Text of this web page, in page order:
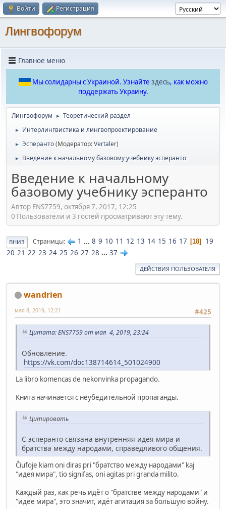
Войти Регистрация
Лингвофорум
Главное меню
Мы солидарны с Украиной. Узнайте здесь, как можно
поддержать Украину.
Лингвофорум ► Теоретический раздел
► Интерлингвистика и лингвопроектирование
► Эсперанто(Модератор:Vertaler)
► Введение к начальному базовому учебнику эсперанто
Введение к начальному
базовому учебнику эсперанто
Автор ENS7759, октября 7, 2017, 12:25
0 Пользователи и 3 гостей просматривают эту тему.
ВНИЗ Страницы 1 ... 8 9 10 11 12 13 14 15 16 17 18
19
20 21 22 23 24 25 26 27 28 ... 37
ДЕЙСТВИЯ ПОЛЬЗОВАТЕЛЯ
wandrien
#425
мая 8, 2019, 12:21
Цитата: ENS7759 от мая 4, 2019, 23:24
Обновление.
https://vk.com/doc138714614_501024900
La libro komencas de nekonvinka propagando.
Книга начинается с неубедительной пропаганды.
Цитировать
С эсперанто связана внутренняя идея мира и
братства между народами, справедливого общения.
Ĉiufoje kiam oni diras pri "братство между народами" kaj
"идея мира", tio signifas, oni agitas pri granda milito.
Каждый раз, как речь идёт о "братстве между народами" и
"идее мира", это значит, идёт агитация за большую войну.